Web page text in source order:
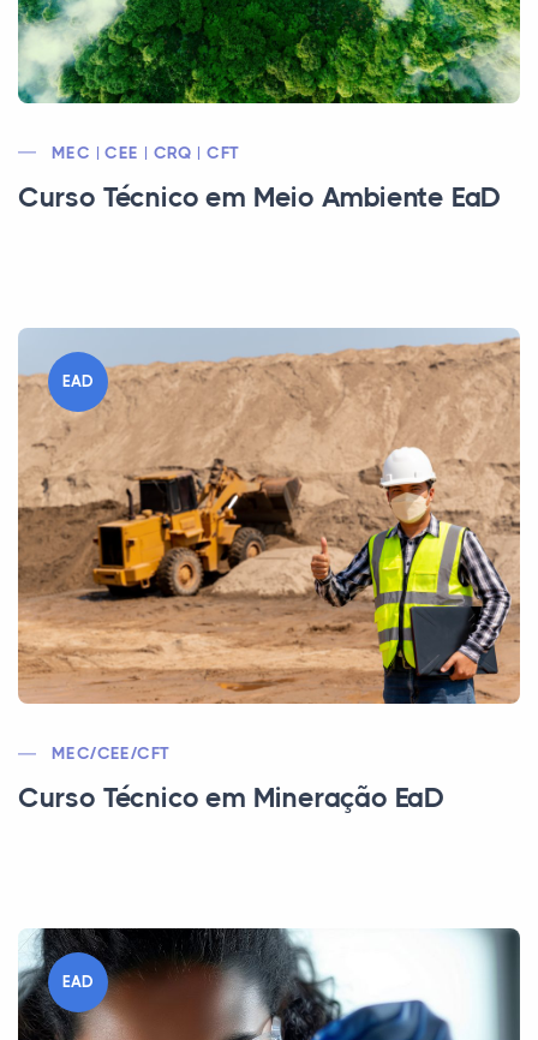
MEC | CEE | CRQ | CFT
Curso Técnico em Meio Ambiente EaD
EAD
MEC/CEE/CFT
Curso Técnico em Mineração EaD
EAD